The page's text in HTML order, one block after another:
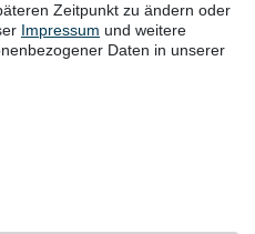
Zeitpunkt zu ändern oder
Impressum und weitere
Daten in unserer